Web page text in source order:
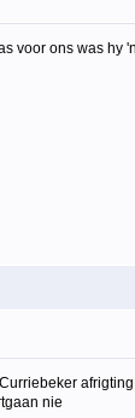
voor ons was hy
nie